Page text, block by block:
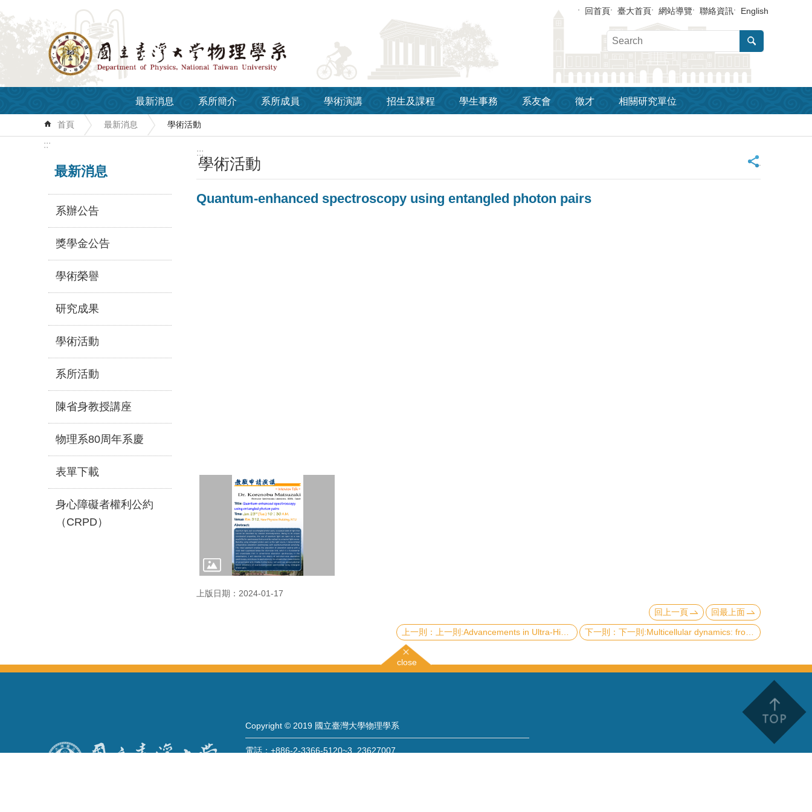
跳到主要內容區塊 回首頁 臺大首頁 網站導覽 聯絡資訊 English
最新消息 系所簡介 系所成員 學術演講 招生及課程 學生事務 系友會 徵才 相關研究單位
首頁 最新消息 學術活動
:::
最新消息
系辦公告
獎學金公告
學術榮譽
研究成果
學術活動
系所活動
陳省身教授講座
物理系80周年系慶
表單下載
身心障礙者權利公約
（CRPD）
:::
學術活動 _
Quantum-enhanced spectroscopy using entangled photon pairs
上版日期：2024-01-17
回上一頁
回最上面
上一則:Advancements in Ultra-High-Energy Particle Detection: Recent Achievements of the TAROGE-M Synoptic Antenna Array in Antarctica 下一則:Multicellular dynamics: from experiments to modeling
close
Copyright © 2019 國立臺灣大學物理學系
電話：+886-2-3366-5120~3 23627007